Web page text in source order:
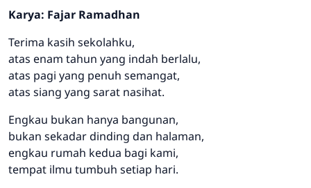
Karya: Fajar Ramadhan
Terima kasih sekolahku,
atas enam tahun yang indah berlalu,
atas pagi yang penuh semangat,
atas siang yang sarat nasihat.
Engkau bukan hanya bangunan,
bukan sekadar dinding dan halaman,
engkau rumah kedua bagi kami,
tempat ilmu tumbuh setiap hari.